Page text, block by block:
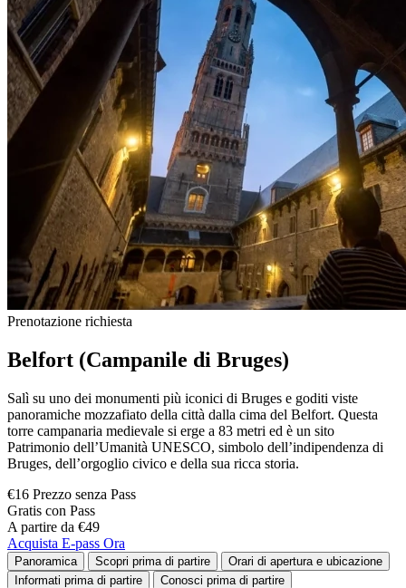
Prenotazione richiesta
Belfort (Campanile di Bruges)
Salì su uno dei monumenti più iconici di Bruges e goditi viste
panoramiche mozzafiato della città dalla cima del Belfort. Questa
torre campanaria medievale si erge a 83 metri ed è un sito
Patrimonio dell’Umanità UNESCO, simbolo dell’indipendenza di
Bruges, dell’orgoglio civico e della sua ricca storia.
€16 Prezzo senza Pass
Gratis con Pass
A partire da €49
Acquista E-pass Ora
Panoramica Scopri prima di partire
Orari di apertura e ubicazione
Informati prima di partire
Conosci prima di partire